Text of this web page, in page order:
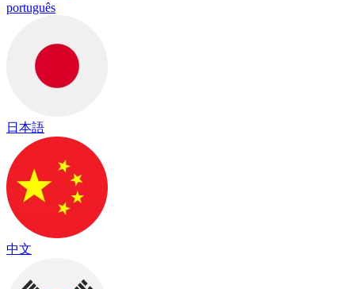
português
日本語
中文